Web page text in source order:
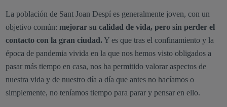
La población de Sant Joan Despí es generalmente joven, con un
objetivo común: mejorar su calidad de vida, pero sin perder el
contacto con la gran ciudad. Y es que tras el confinamiento y la
época de pandemia vivida en la que nos hemos visto obligados a
pasar más tiempo en casa, nos ha permitido valorar aspectos de
nuestra vida y de nuestro día a día que antes no hacíamos o
simplemente, no teníamos tiempo para parar y pensar en ello.